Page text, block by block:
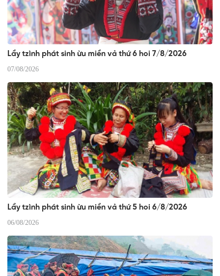
Lầy tzình phát sinh ừu miền vả thứ 6 hoi 7/8/2026
07/08/2026
Lầy tzình phát sinh ừu miền vả thứ 5 hoi 6/8/2026
06/08/2026